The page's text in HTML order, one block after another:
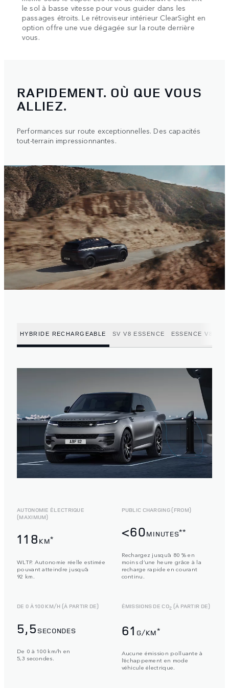
le sol à basse vitesse pour vous guider dans les
passages étroits. Le rétroviseur intérieur ClearSight en
option offre une vue dégagée sur la route derrière
vous.
RAPIDEMENT. OÙ QUE VOUS
ALLIEZ.
Performances sur route exceptionnelles. Des capacités
tout-terrain impressionnantes.
HYBRIDE RECHARGEABLE SV V8 ESSENCE ESSENCE V8
AUTONOMIE ÉLECTRIQUE
(MAXIMUM)
118 KM*
WLTP. Autonomie réelle estimée
pouvant atteindre jusqu’à
92 km.
PUBLIC CHARGING (FROM)
<60MINUTES**
Rechargez jusqu’à 80 % en
moins d’une heure grâce à la
recharge rapide en courant
continu.
DE 0 À 100 KM/H (À PARTIR DE)
5,5 SECONDES
De 0 à 100 km/h en
5,3 secondes.
ÉMISSIONS DE CO2 (À PARTIR DE)
61 G/KM*
Aucune émission polluante à
l’échappement en mode
véhicule électrique.